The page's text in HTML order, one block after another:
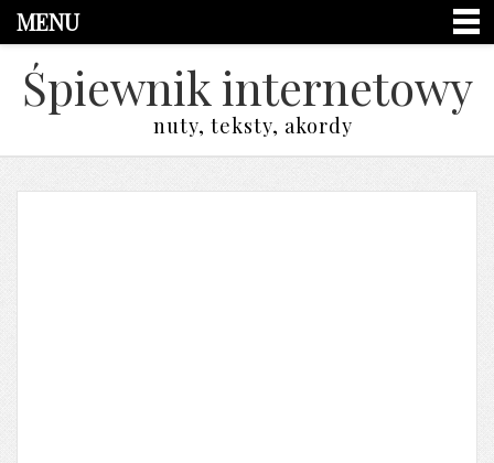
MENU
Śpiewnik internetowy
nuty, teksty, akordy